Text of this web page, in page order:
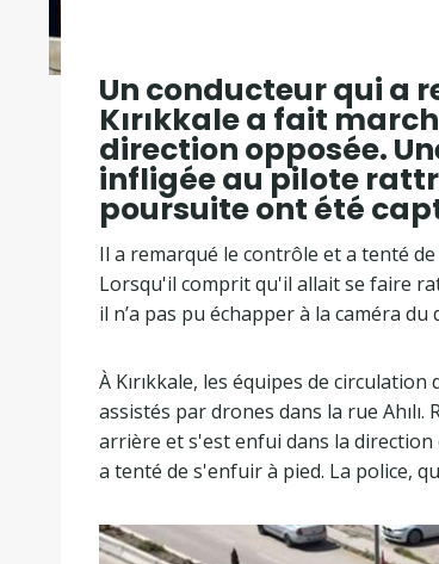
Un conducteur qui a
Kırıkkale a fait
direction opposée.
infligée au pilote
poursuite ont été
Il a remarqué le contrôle et a tenté
Lorsqu'il comprit qu'il allait se faire
il n’a pas pu échapper à la caméra du
À Kırıkkale, les équipes de
assistés par drones dans la rue
arrière et s'est enfui dans la
a tenté de s'enfuir à pied. La police,